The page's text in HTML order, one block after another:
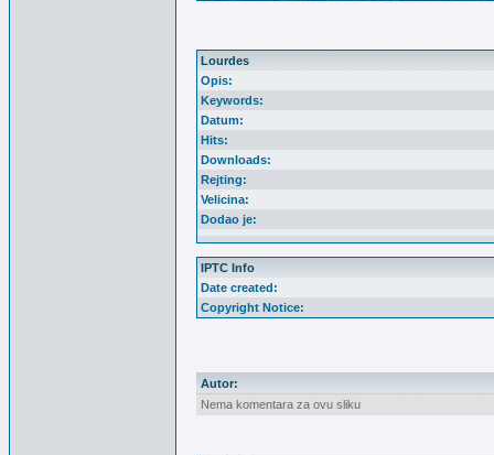
Lourdes
Opis:
Keywords:
Datum:
Hits:
Downloads:
Rejting:
Velicina:
Dodao je:
IPTC Info
Date created:
Copyright Notice:
Autor:
Nema komentara za ovu sliku